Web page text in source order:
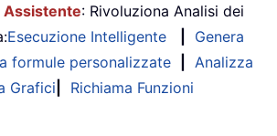
Assistente: Rivoluziona Analisi dei
Esecuzione Intelligente
Genera
formule personalizzate
Analizza
Grafici
Richiama Funzioni